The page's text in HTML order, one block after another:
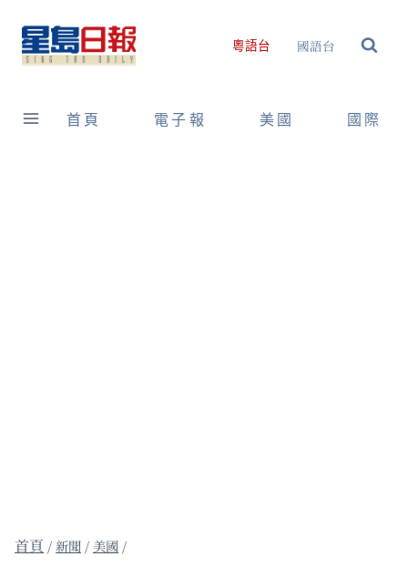
content
粵語台 國語台
首頁 電子報 美國 國際
/新聞 / 美國 /